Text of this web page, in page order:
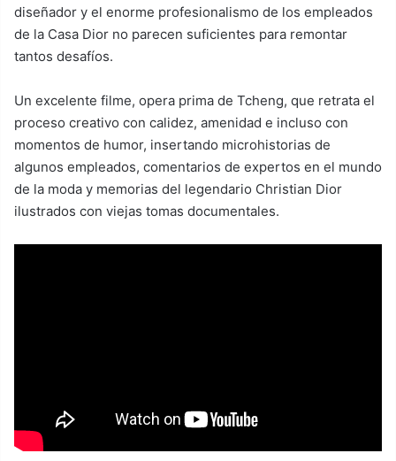
diseñador y el enorme profesionalismo de los empleados
de la Casa Dior no parecen suficientes para remontar
tantos desafíos.
Un excelente filme, opera prima de Tcheng, que retrata el
proceso creativo con calidez, amenidad e incluso con
momentos de humor, insertando microhistorias de
algunos empleados, comentarios de expertos en el mundo
de la moda y memorias del legendario Christian Dior
ilustrados con viejas tomas documentales.